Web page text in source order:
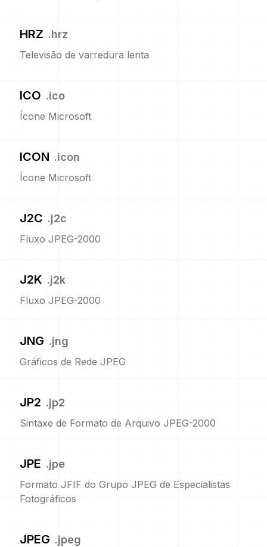
HRZ .hrz
Televisão de varredura lenta
ICO .ico
Ícone Microsoft
ICON .icon
Ícone Microsoft
J2C .j2c
Fluxo JPEG-2000
J2K .j2k
Fluxo JPEG-2000
JNG .jng
Gráficos de Rede JPEG
JP2 .jp2
Sintaxe de Formato de Arquivo JPEG-2000
JPE .jpe
Formato JFIF do Grupo JPEG de Especialistas
Fotográficos
JPEG .jpeg